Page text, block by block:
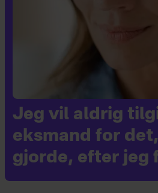
Jeg vil aldrig
eksmand for
gjorde, efter jeg